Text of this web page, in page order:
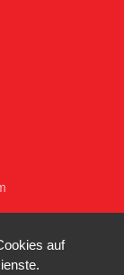
auf